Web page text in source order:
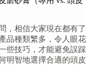
，相信大家現在都有了
品種類繁多，令人眼花
些技巧，才能避免誤踩
明智地選擇合適的頭皮